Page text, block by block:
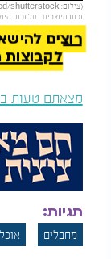
זכות היוצרים. בעל זכות
רוצים
לקבוצות
מצאתם טעות
תגיות:
מחבלים אוכל